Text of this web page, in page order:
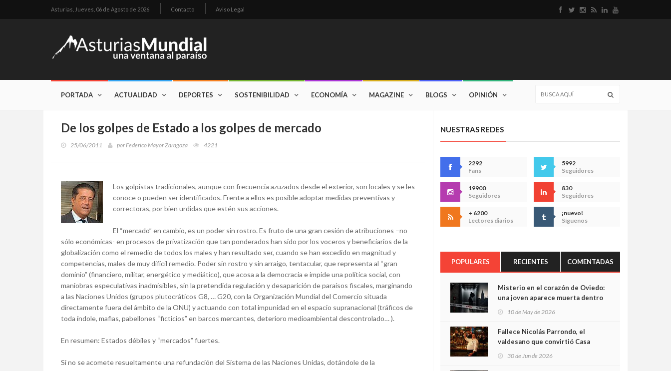
Asturias, Jueves, 06 de Agosto de 2026 Contacto Aviso Legal
PORTADA ACTUALIDAD DEPORTES SOSTENIBILIDAD ECONOMÍA MAGAZINE BLOGS OPINIÓN
De los golpes de Estado a los golpes de mercado
25/06/2011 porFederico Mayor Zaragoza 4221
Los golpistas tradicionales, aunque con frecuencia azuzados desde el exterior, son locales y se les
conoce o pueden ser identificados. Frente a ellos es posible adoptar medidas preventivas y
correctoras, por bien urdidas que estén sus acciones.
El “mercado” en cambio, es un poder sin rostro. Es fruto de una gran cesión de atribuciones –no
sólo económicas- en procesos de privatización que tan ponderados han sido por los voceros y beneficiarios de la
globalización como el remedio de todos los males y han resultado ser, cuando se han excedido en magnitud y
competencias, males de muy difícil remedio. Poder sin rostro y sin arraigo, tentacular, que representa al “gran
dominio” (financiero, militar, energético y mediático), que acosa a la democracia e impide una política social, con
maniobras especulativas inadmisibles, sin la pretendida regulación y desaparición de paraísos fiscales, marginando
a las Naciones Unidos (grupos plutocráticos G8, … G20, con la Organización Mundial del Comercio situada
directamente fuera del ámbito de la ONU) y actuando con total impunidad en el espacio supranacional (tráficos de
toda índole, mafias, pabellones “ficticios” en barcos mercantes, deterioro medioambiental descontrolado… ).
En resumen: Estados débiles y “mercados” fuertes.
Si no se acomete resueltamente una refundación del Sistema de las Naciones Unidas, dotándole de la
NUESTRAS REDES
2292
Fans
5992
Seguidores
19900
Seguidores
830
Seguidores
+ 6200
Lectores diarios
¡nuevo!
Síguenos
POPULARES RECIENTES COMENTADAS
Misterio en el corazón de Oviedo:
una joven aparece muerta dentro
cámaras captan sus últimos
minutos
10 de May de 2026
Fallece Nicolás Parrondo, el
valdesano que convirtió Casa
30 de Jun de 2026